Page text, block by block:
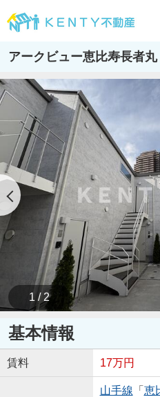
アークビュー恵比寿長者丸
1 / 2
基本情報
賃料 17万円
山手線 「 恵